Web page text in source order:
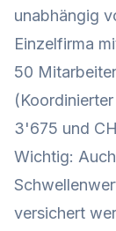
unabhängig
Einzelfirma
50
3'675 und
Wichtig:
versichert